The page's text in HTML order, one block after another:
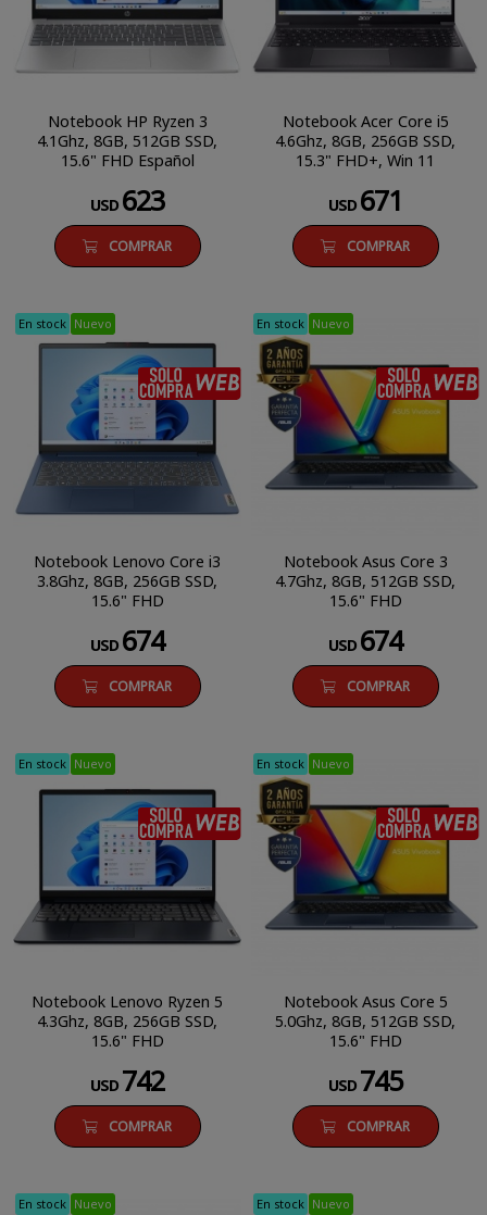
Notebook HP Ryzen 3
4.1Ghz, 8GB, 512GB SSD,
15.6" FHD Español
USD 623
COMPRAR
Notebook Acer Core i5
4.6Ghz, 8GB, 256GB SSD,
15.3" FHD+, Win 11
USD 671
COMPRAR
En stock
SÓLO COMPRA WEB
Nuevo
Notebook Lenovo Core i3
3.8Ghz, 8GB, 256GB SSD,
15.6" FHD
USD 674
COMPRAR
En stock Nuevo
Notebook Asus Core 3
4.7Ghz, 8GB, 512GB SSD,
15.6" FHD
USD 674
COMPRAR
En stock
SÓLO COMPRA WEB
Nuevo
Notebook Lenovo Ryzen 5
4.3Ghz, 8GB, 256GB SSD,
15.6" FHD
USD 742
COMPRAR
En stock Nuevo
Notebook Asus Core 5
5.0Ghz, 8GB, 512GB SSD,
15.6" FHD
USD 745
COMPRAR
En stock Nuevo En stock Nuevo